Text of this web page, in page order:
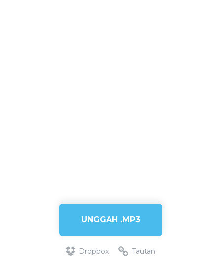
UNGGAH .MP3
Dropbox Tautan